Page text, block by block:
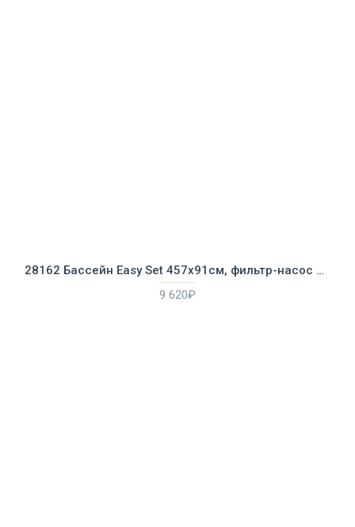
28162 Бассейн Easy Set 457х91см, фильтр-насос 2006 л/ч
9 620₽